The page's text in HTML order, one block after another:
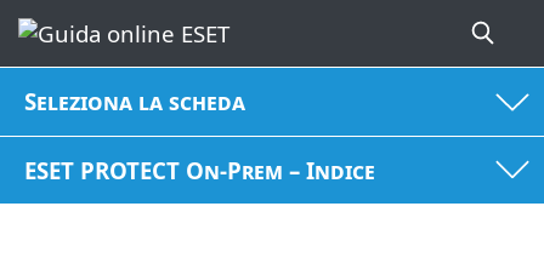
Seleziona la scheda
ESET PROTECT On-Prem – Indice